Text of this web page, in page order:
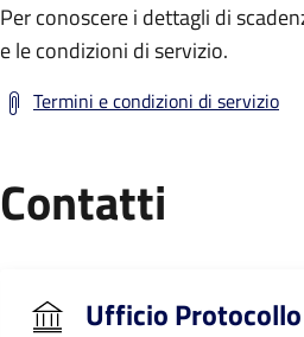
Per conoscere i dettagli di
e le condizioni di servizio.
Termini e condizioni di servizio
Contatti
Ufficio